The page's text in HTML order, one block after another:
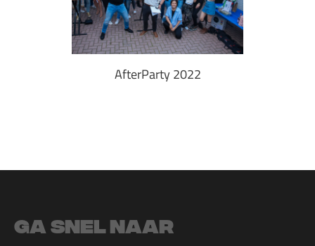
AfterParty 2022
Ga snel naar